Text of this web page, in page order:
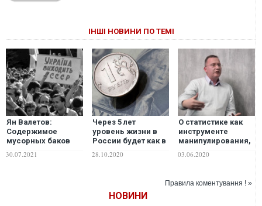
ІНШІ НОВИНИ ПО ТЕМІ
Ян Валетов:
Содержимое
мусорных баков
ассортимент
30.07.2021
Через 5 лет
уровень жизни в
России будет как в
28.10.2020
О статистике как
инструменте
манипулирования,
бедности и
коболева vs
03.06.2020
Правила коментування ! »
НОВИНИ